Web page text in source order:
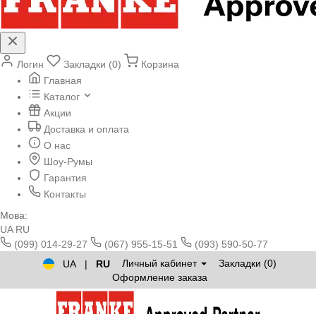
Логин Закладки (0)
Корзина
Главная
Каталог
Акции
Доставка и оплата
О нас
Шоу-Румы
Гарантия
Контакты
Мова:
UA RU
(099) 014-29-27
(067) 955-15-51
(093) 590-50-77
UA
| RU Личный кабинет
Закладки (0)
Оформление заказа